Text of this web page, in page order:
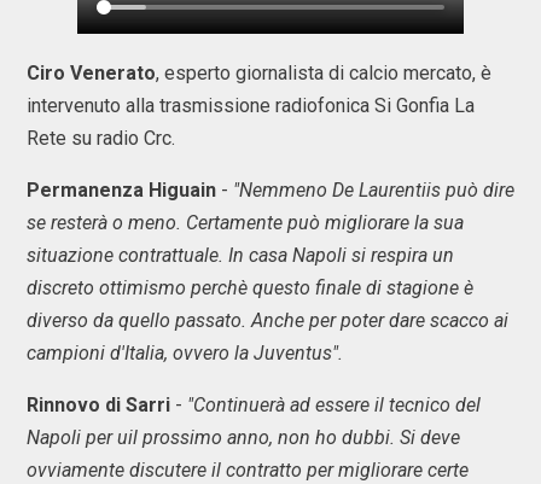
Ciro Venerato, esperto giornalista di calcio mercato, è
intervenuto alla trasmissione radiofonica Si Gonfia La
Rete su radio Crc.
Permanenza Higuain - "Nemmeno De Laurentiis può dire
se resterà o meno. Certamente può migliorare la sua
situazione contrattuale. In casa Napoli si respira un
discreto ottimismo perchè questo finale di stagione è
diverso da quello passato. Anche per poter dare scacco ai
campioni d'Italia, ovvero la Juventus".
Rinnovo di Sarri - "Continuerà ad essere il tecnico del
Napoli per uil prossimo anno, non ho dubbi. Si deve
ovviamente discutere il contratto per migliorare certe